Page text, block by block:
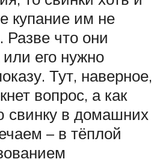
купание им не
Разве что они
его нужно
Тут, наверное,
вопрос, а как
свинку в домашних
– в тёплой